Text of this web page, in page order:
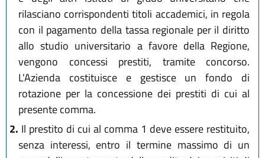
rilasciano corrispondenti titoli accademici, in regola
con il pagamento della tassa regionale per il diritto
allo studio universitario a favore della Regione,
vengono concessi prestiti, tramite concorso.
L'Azienda costituisce e gestisce un fondo di
rotazione per la concessione dei prestiti di cui al
presente comma.
2. Il prestito di cui al comma 1 deve essere restituito,
senza interessi, entro il termine massimo di un